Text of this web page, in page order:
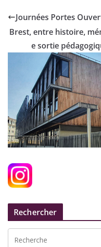
Journées Portes
Brest, entre histoire,
e sortie
Rechercher